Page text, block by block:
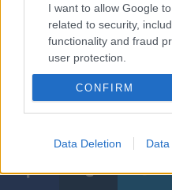
I want to allow Google
related to security,
functionality and fraud
user protection.
CONFIRM
Data Deletion Data
Bochumban. Visszatérő
színháznak, Verdi
Elektráját és Mozart Don
előző évadokban.